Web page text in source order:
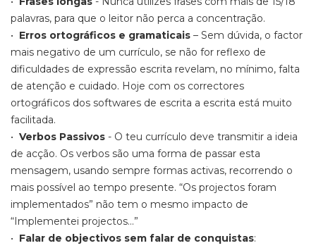
palavras, para que o leitor não perca a concentração.
• Erros ortográficos e gramaticais – Sem dúvida, o factor
mais negativo de um currículo, se não for reflexo de
dificuldades de expressão escrita revelam, no mínimo, falta
de atenção e cuidado. Hoje com os correctores
ortográficos dos softwares de escrita a escrita está muito
facilitada.
• Verbos Passivos - O teu currículo deve transmitir a ideia
de acção. Os verbos são uma forma de passar esta
mensagem, usando sempre formas activas, recorrendo o
mais possível ao tempo presente. “Os projectos foram
implementados” não tem o mesmo impacto de
“Implementei projectos...”
• Falar de objectivos sem falar de conquistas: